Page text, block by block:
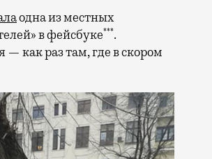
одна из местных
в фейсбуке***.
— как раз там, где в скором